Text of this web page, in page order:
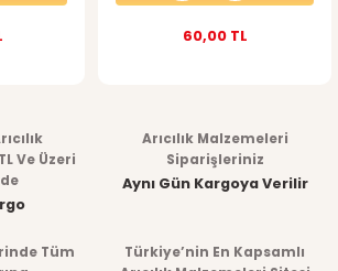
60,00 TL
Ve Üzeri
Arıcılık Malzemeleri
Siparişleriniz
Aynı Gün Kargoya Verilir
Tüm
Türkiye’nin En Kapsamlı